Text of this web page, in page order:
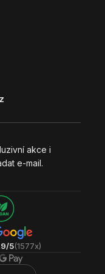
akce i
e-mail.
5(1577x)